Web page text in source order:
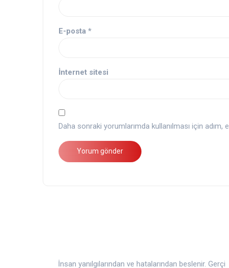
E-posta *
İnternet sitesi
Daha sonraki yorumlarımda kullanılması için
İnsan yanılgılarından ve hatalarından beslenir. Gerçi